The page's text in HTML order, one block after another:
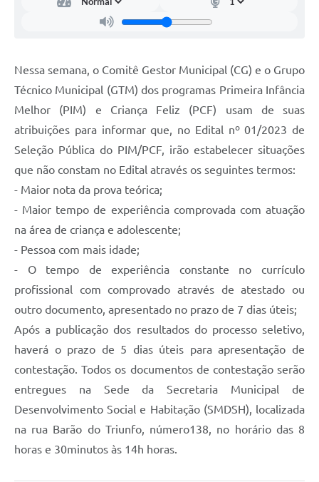
Nessa semana, o Comitê Gestor Municipal (CG) e o Grupo
Técnico Municipal (GTM) dos programas Primeira Infância
Melhor (PIM) e Criança Feliz (PCF) usam de suas
atribuições para informar que, no Edital nº 01/2023 de
Seleção Pública do PIM/PCF, irão estabelecer situações
que não constam no Edital através os seguintes termos:
- Maior nota da prova teórica;
- Maior tempo de experiência comprovada com atuação
na área de criança e adolescente;
- Pessoa com mais idade;
- O tempo de experiência constante no currículo
profissional com comprovado através de atestado ou
outro documento, apresentado no prazo de 7 dias úteis;
Após a publicação dos resultados do processo seletivo,
haverá o prazo de 5 dias úteis para apresentação de
contestação. Todos os documentos de contestação serão
entregues na Sede da Secretaria Municipal de
Desenvolvimento Social e Habitação (SMDSH), localizada
na rua Barão do Triunfo, número138, no horário das 8
horas e 30minutos às 14h horas.